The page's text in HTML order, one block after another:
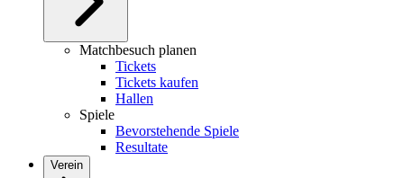
Matchbesuch planen
Tickets
Tickets kaufen
Hallen
Spiele
Bevorstehende Spiele
Resultate
Verein